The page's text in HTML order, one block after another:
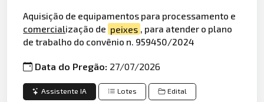
Aquisição de equipamentos para processamento e
comercialização de peixes , para atender o plano
de trabalho do convênio n. 959450/2024
Data do Pregão: 27/07/2026
Assistente IA Lotes Edital